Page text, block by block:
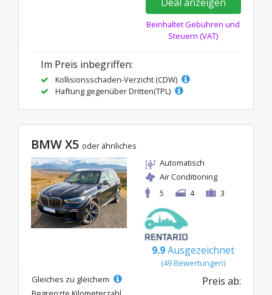
Beinhaltet Gebühren und
Steuern (VAT)
Im Preis inbegriffen:
Kollisionsschaden-Verzicht (CDW)
Haftung gegenüber Dritten(TPL)
BMW X5 oder ähnliches
Automatisch
Air Conditioning
5
4 3
9.9Ausgezeichnet
(49 Bewertungen)
Gleiches zu gleichem
Preis ab: